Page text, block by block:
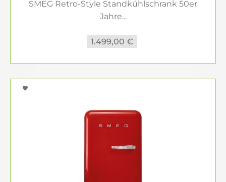
SMEG Retro-Style Standkühlschrank 50er
Jahre...
1.499,00 €